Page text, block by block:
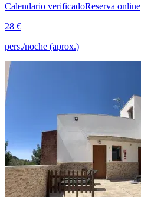
Calendario verificadoReserva online
28 €
pers./noche (aprox.)